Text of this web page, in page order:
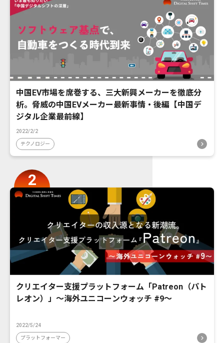
中国EV市場を席巻する、三大新興メーカーを徹底分
析。脅威の中国EVメーカー最新事情・後編【中国デ
ジタル企業最前線】
2022/2/2
テクノロジー
クリエイター支援プラットフォーム「Patreon（パト
レオン）」〜海外ユニコーンウォッチ #9〜
2022/5/24
プラットフォーマー